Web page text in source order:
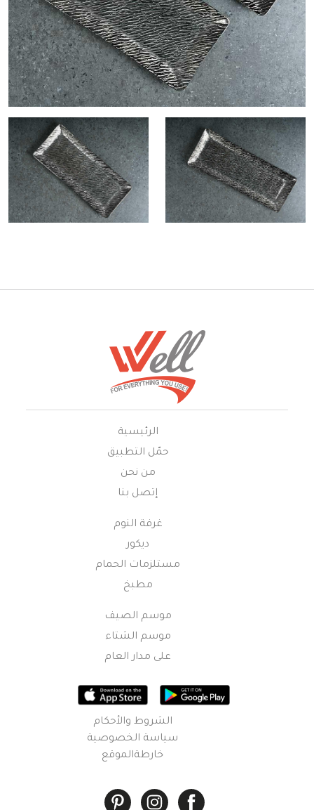
الرئيسية
حمّل التطبيق
من نحن
إتصل بنا
غرفة النوم
ديكور
مستلزمات الحمام
مطبخ
موسم الصيف
موسم الشتاء
على مدار العام
الشروط والأحكام
سياسة الخصوصية
خارطةالموقع